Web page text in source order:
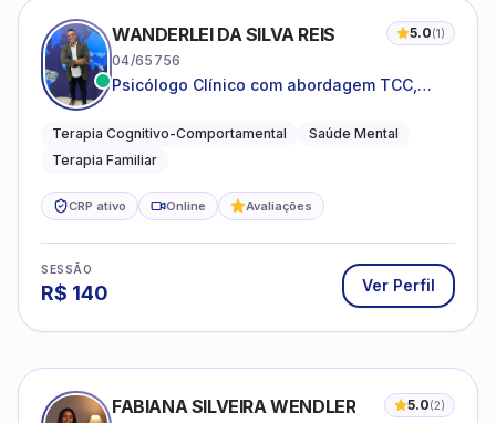
WANDERLEI DA SILVA REIS 5.0(1)
04/65756
Psicólogo Clínico com abordagem TCC,
sistêmica
Terapia Cognitivo-Comportamental
Saúde Mental
Terapia Familiar
CRP ativo Online Avaliações
SESSÃO
R$ 140 Ver Perfil
FABIANA SILVEIRA WENDLER 5.0(2)